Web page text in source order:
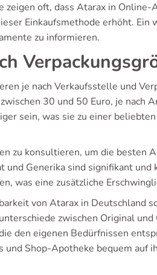
zeigen oft, dass Atarax in
Einkaufsmethode erhöht.
zu informieren.
je nach Verkaufsstelle und
30 und 50 Euro, je nach
sein, was sie zu einer
zu konsultieren, um die besten
und Generika sind signifikant
was eine zusätzliche
von Atarax in Deutschland
zwischen Original
den eigenen Bedürfnissen
Shop-Apotheke bequem auf